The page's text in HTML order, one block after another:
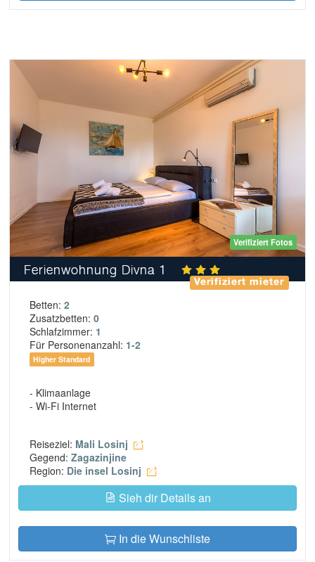
Verifiziert Fotos
Ferienwohnung Divna 1
Verifiziert mieter
Betten: 2
Zusatzbetten: 0
Schlafzimmer: 1
Für Personenanzahl: 1-2
Higher Standard
- Klimaanlage
- Wi-Fi Internet
Reiseziel: Mali Losinj
Gegend: Zagazinjine
Region: Die insel Losinj
Sieh dir Details an
In die Wunschliste